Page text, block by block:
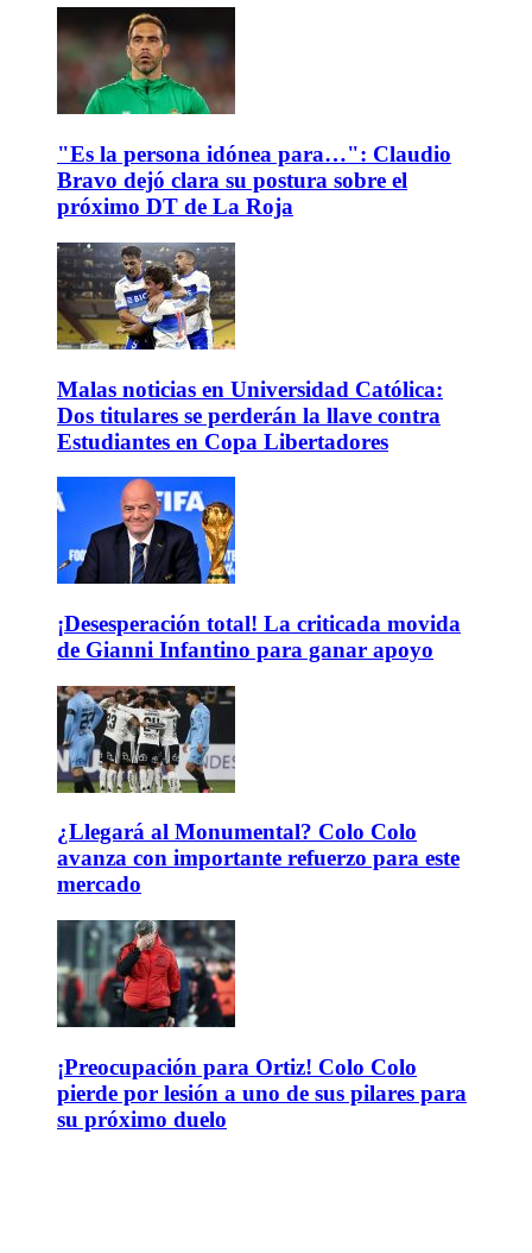
"Es la persona idónea para…": Claudio
Bravo dejó clara su postura sobre el
próximo DT de La Roja
Malas noticias en Universidad Católica:
Dos titulares se perderán la llave contra
Estudiantes en Copa Libertadores
¡Desesperación total! La criticada movida
de Gianni Infantino para ganar apoyo
¿Llegará al Monumental? Colo Colo
avanza con importante refuerzo para este
mercado
¡Preocupación para Ortiz! Colo Colo
pierde por lesión a uno de sus pilares para
su próximo duelo